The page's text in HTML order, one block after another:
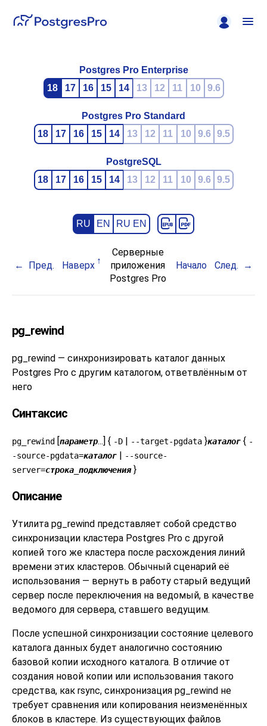
Postgres Pro Enterprise
18
17 16 15 14 13 12 11 10 9.6
Postgres Pro Standard
18
17 16 15 14 13 12 11 10 9.6 9.5
PostgreSQL
18
17 16 15 14 13 12 11 10 9.6 9.5
RU EN RU EN
Пред. Наверх
Серверные
приложения
Postgres Pro
Начало След.
pg_rewind
pg_rewind — синхронизировать каталог данных
Postgres Pro с другим каталогом, ответвлённым от
него
Синтаксис
pg_rewind [параметр...] { -D | --target-pgdata }каталог { -
-source-pgdata=каталог | --source-
server=строка_подключения}
Описание
Утилита pg_rewind представляет собой средство
синхронизации кластера Postgres Pro с другой
копией того же кластера после расхождения линий
времени этих кластеров. Обычный сценарий её
использования — вернуть в работу старый ведущий
сервер после переключения на ведомый, в качестве
ведомого для сервера, ставшего ведущим.
После успешной синхронизации состояние целевого
каталога данных будет аналогично состоянию
базовой копии исходного каталога. В отличие от
создания новой копии или использования такого
средства, как rsync, синхронизация pg_rewind не
требует сравнения или копирования неизменённых
блоков в кластере. Из существующих файлов